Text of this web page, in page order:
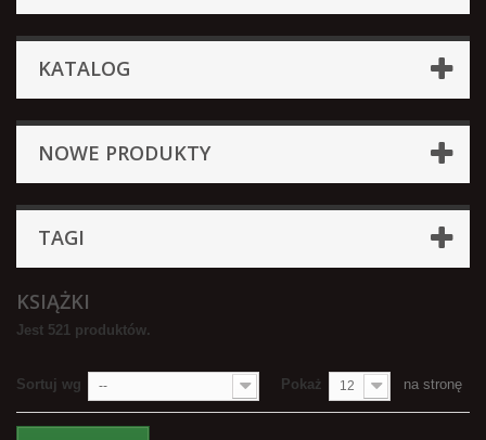
KATALOG
NOWE PRODUKTY
TAGI
KSIĄŻKI
Jest 521 produktów.
Sortuj wg -- Pokaż 12 na stronę